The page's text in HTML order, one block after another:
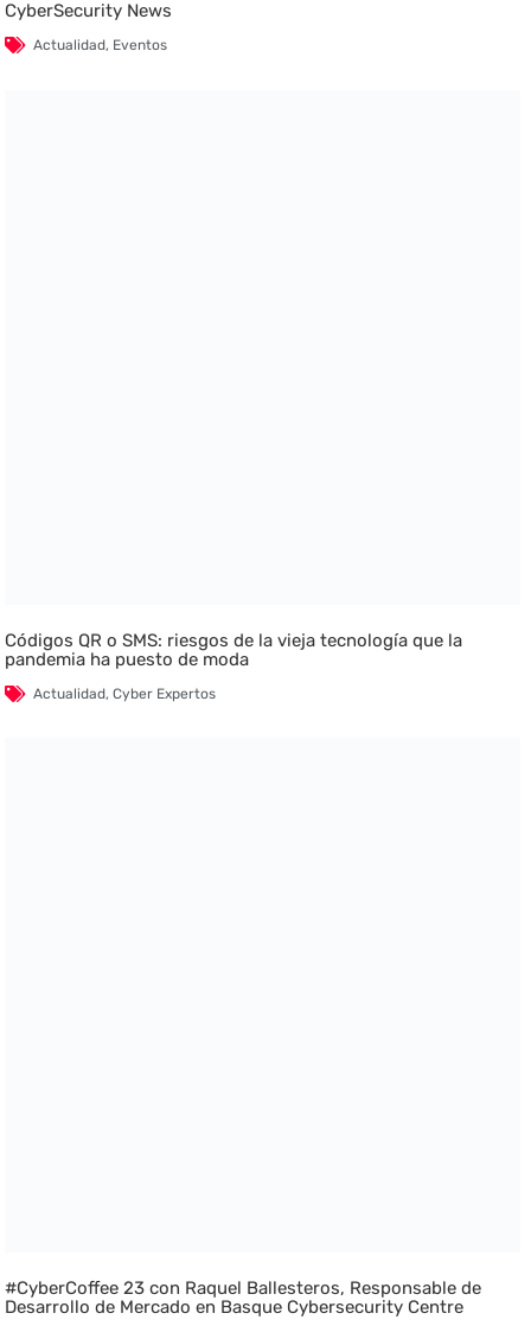
CyberSecurity News
Actualidad, Eventos
Códigos QR o SMS: riesgos de la vieja tecnología que la
pandemia ha puesto de moda
Actualidad,Cyber Expertos
#CyberCoffee 23 con Raquel Ballesteros, Responsable de
Desarrollo de Mercado en Basque Cybersecurity Centre